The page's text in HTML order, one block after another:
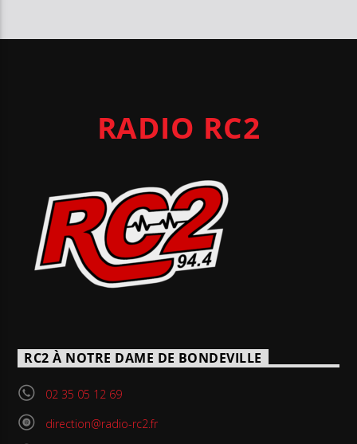
RADIO RC2
RC2 À NOTRE DAME DE BONDEVILLE
02 35 05 12 69
direction@radio-rc2.fr